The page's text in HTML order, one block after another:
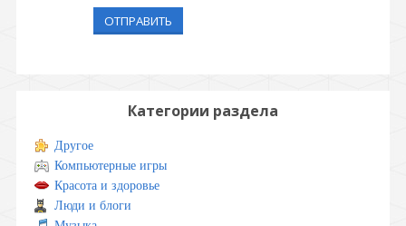
ОТПРАВИТЬ
Категории раздела
Другое
Компьютерные игры
Красота и здоровье
Люди и блоги